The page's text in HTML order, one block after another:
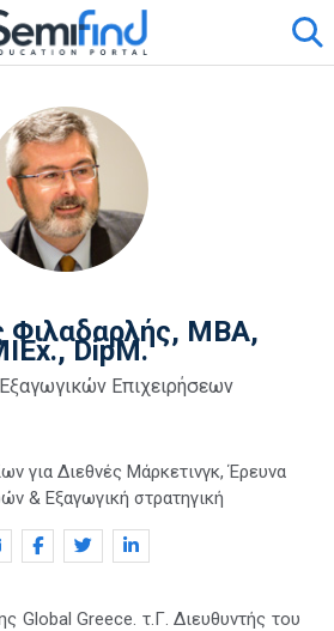
ΜΒΑ,
DipM.
Επιχειρήσεων
για Διεθνές Μάρκετινγκ, Έρευνα
& Εξαγωγική στρατηγική
Global Greece. τ.Γ. Διευθυντής του